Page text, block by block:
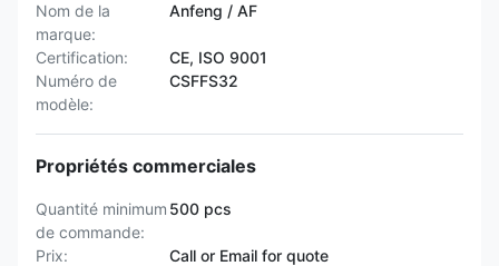
Nom de la
marque:
Anfeng / AF
Certification:
CE, ISO 9001
Numéro de
modèle:
CSFFS32
Propriétés commerciales
Quantité minimum
de commande:
500 pcs
Prix:
Call or Email for quote